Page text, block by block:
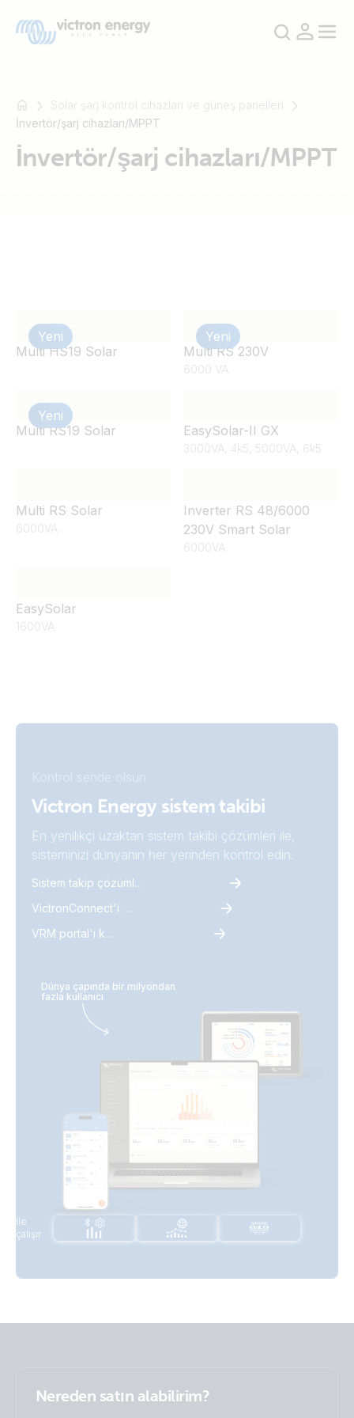
Mesela
Solar şarj kontrol cihazları ve güneş panelleri
İnvertör/şarj cihazları/MPPT
İnvertör/şarj cihazları/MPPT
Yeni
Multi HS19 Solar
Yeni
Multi RS 230V
6000 VA
Yeni
Multi RS19 Solar
EasySolar-II GX
3000VA, 4k5, 5000VA, 6k5
Multi RS Solar
6000VA
Inverter RS 48/6000
230V Smart Solar
6000VA
EasySolar
1600VA
Kontrol sende olsun
Victron Energy sistem takibi
En yenilikçi uzaktan sistem takibi çözümleri ile,
sisteminizi dünyanın her yerinden kontrol edin.
Sistem takip çözümlerini keşfet
VictronConnect'i keşfet
VRM portal'ı keşfet
Dünya çapında bir milyondan
fazla kullanıcı
İle
çalışır
Nereden satın alabilirim?